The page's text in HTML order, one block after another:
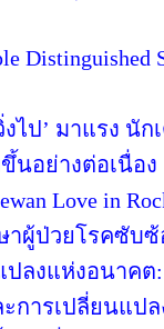
Distinguished
งไป’ มาแรง นั
นอย่างต่อเนื่อง
Love in
ษาผู้ป่วยโรคซั
ปลงแห่งอนาค
การเปลี่ยนแป